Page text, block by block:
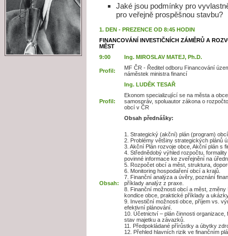
Jaké jsou podmínky pro
pro veřejně prospěšnou stavbu?
1. DEN - PREZENCE OD 8:45 HODIN
FINANCOVÁNÍ INVESTIČNÍCH ZÁMĚRŮ A
MĚST
9:00
Ing. MIROSLAV MATEJ, Ph.D.
Profil:
MF ČR - Ředitel odboru Financování
náměstek ministra financí
Ing. LUDĚK TESAŘ
Profil:
Ekonom specializující se na města a
samospráv, spoluautor zákona o
obcí v ČR
Obsah přednášky:
Obsah:
1. Strategický (akční) plán (program)
2. Problémy většiny strategických plánů
3. Akční Plán rozvoje obce, Akční plán s
4. Střednědobý výhled rozpočtu,
povinné informace ke zveřejnění na
5. Rozpočet obcí a měst, struktura,
6. Monitoring hospodaření obcí a krajů.
7. Finanční analýza a úvěry, poznání
příklady analýz z praxe.
8. Finanční možnosti obcí a měst,
kondice obce, praktické příklady a
9. Investiční možnosti obce, příjem vs.
efektivní plánování.
10. Účetnictví – plán činnosti
stav majetku a závazků.
11. Předpokládané přírůstky a úbytky
12. Přehled hlavních rizik ve finančním